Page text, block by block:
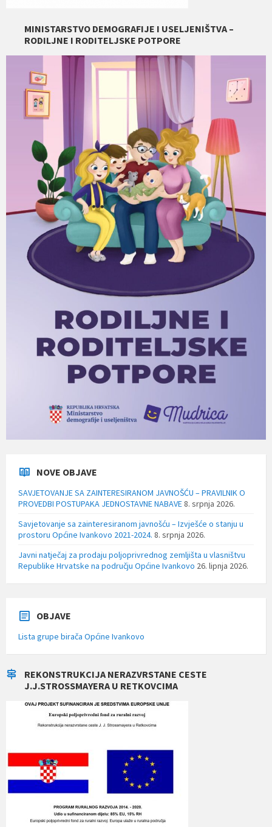
MINISTARSTVO DEMOGRAFIJE I USELJENIŠTVA –
RODILJNE I RODITELJSKE POTPORE
NOVE OBJAVE
SAVJETOVANJE SA ZAINTERESIRANOM JAVNOŠĆU – PRAVILNIK O
PROVEDBI POSTUPAKA JEDNOSTAVNE NABAVE8. srpnja 2026.
Savjetovanje sa zainteresiranom javnošću – Izvješće o stanju u
prostoru Općine Ivankovo 2021-2024. 8. srpnja 2026.
Javni natječaj za prodaju poljoprivrednog zemljišta u vlasništvu
Republike Hrvatske na području Općine Ivankovo 26. lipnja 2026.
OBJAVE
Lista grupe birača Općine Ivankovo
REKONSTRUKCIJA NERAZVRSTANE CESTE
J.J.STROSSMAYERA U RETKOVCIMA